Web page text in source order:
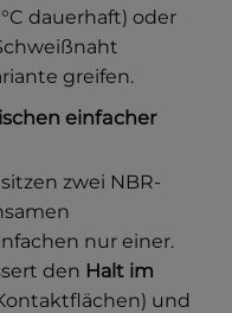
dauerhaft) oder
greifen.
einfacher
zwei NBR-
nur einer.
den Halt im
und